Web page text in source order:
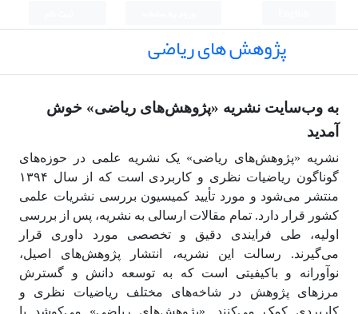
پژوهش های ریاضی
به وب‌سایت نشریه «پژوهش‌های ریاضی» خوش
آمدید
نشریه «پژوهش‌های ریاضی» یک نشریه علمی در حوزه‌های
گوناگون ریاضیات نظری و کاربردی است که از سال ۱۳۹۴
منتشر می‌شود و مورد تأیید کمیسیون بررسی نشریات علمی
کشور قرار دارد. تمام مقالات ارسالی به نشریه، پس از بررسی
اولیه، طی فرایندی دقیق و تخصصی مورد داوری قرار
می‌گیرند. رسالت این نشریه، انتشار پژوهش‌های اصیل،
نوآورانه و باکیفیتی است که به توسعه دانش و گسترش
مرزهای پژوهش در شاخه‌های مختلف ریاضیات نظری و
کاربردی کمک می‌کنند. «پژوهش‌های ریاضی» می‌کوشد با